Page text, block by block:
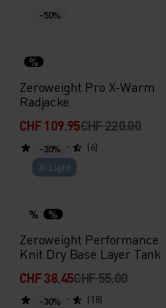
-50%
%
Zeroweight Pro X-Warm
Radjacke
CHF 109.95CHF 220.00
(6)
-30%
X-Light
% %
Zeroweight Performance
Knit Dry Base Layer Tank
CHF 38.45CHF 55.00
(18)
-30%